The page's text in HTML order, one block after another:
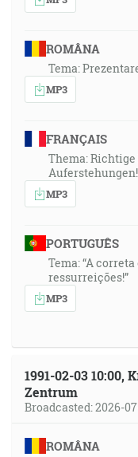
ROMÂNA
Tema:
MP3
FRANÇAIS
Thema:
Auferstehungen!
MP3
PORTUGUÊS
Tema: “A
ressurreições!”
MP3
1991-02-03 10:00,
Zentrum
Broadcasted: 2026-
ROMÂNA